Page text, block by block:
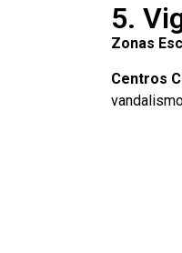
5.
Zonas
Centros